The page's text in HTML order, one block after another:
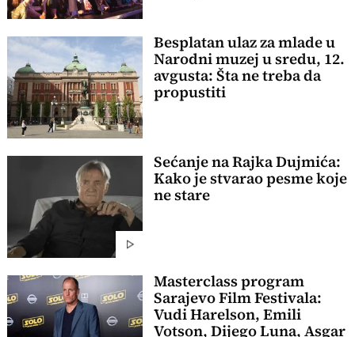
Besplatan ulaz za mlade u
Narodni muzej u sredu, 12.
avgusta: Šta ne treba da
propustiti
Sećanje na Rajka Dujmića:
Kako je stvarao pesme koje
ne stare
Masterclass program
Sarajevo Film Festivala:
Vudi Harelson, Emili
Votson, Dijego Luna, Asgar